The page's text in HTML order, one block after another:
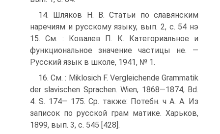
14. Шляков Н. В. Статьи по славянским
наречиям и русскому языку, вып. 2, с. 54 нэ
15. См. : Ковалев П. К. Категориальное и
функциональное значение частицы не. —
Русский язык в школе, 1941, № 1.
16. См. : Miklosich F. Vergleichende Grammatik
der slavischen Sprachen. Wien, 1868—1874, Bd.
4. S. 174— 175. Ср. также: Потебн. ч А. А. Из
записок по русской грам­ матике. Харьков,
1899, вып. 3, с. 545 [428].